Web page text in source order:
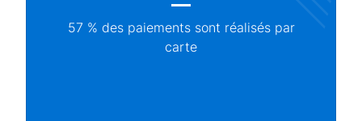
57 % des paiements sont réalisés par
carte